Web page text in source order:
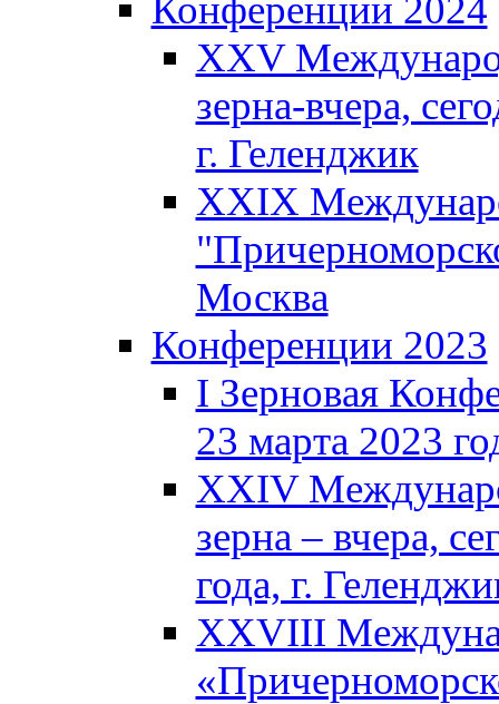
Конференции 2024
XXV
зерна-вчера,
г. Геленджик
XXIX
Москва
Конференции 2023
I Зерновая
23 марта 2023
XXIV
зерна – вчера,
года, г.
XXVIII